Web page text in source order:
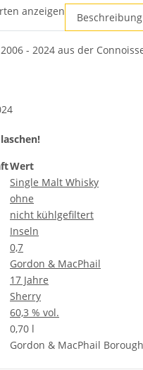
anzeigen Beschreibung
- 2024 aus der
Wert
Single Malt Whisky
ohne
nicht kühlgefiltert
Inseln
0,7
Gordon & MacPhail
17 Jahre
Sherry
60,3 % vol.
0,70 l
Gordon & MacPhail